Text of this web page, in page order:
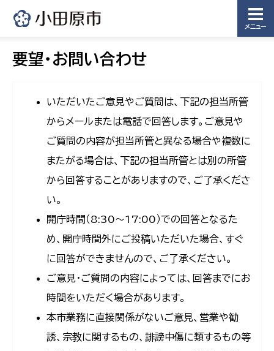
メニュー
要望・お問い合わせ
いただいたご意見やご質問は、下記の担当所管
からメールまたは電話で回答します。ご意見や
ご質問の内容が担当所管と異なる場合や複数に
またがる場合は、下記の担当所管とは別の所管
から回答することがありますので、ご了承くださ
い。
開庁時間（8:30〜17:00）での回答となるた
め、開庁時間外にご投稿いただいた場合、すぐ
に回答ができませんので、ご了承ください。
ご意見・ご質問の内容によっては、回答までにお
時間をいただく場合があります。
本市業務に直接関係がないご意見、営業や勧
誘、宗教に関するもの、誹謗中傷に類するもの等